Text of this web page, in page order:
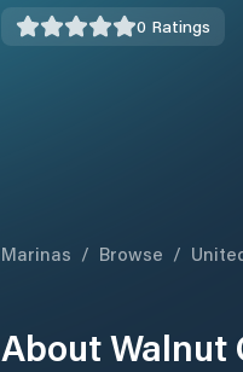
0 Ratings
Marinas / Browse /
AboutWalnut